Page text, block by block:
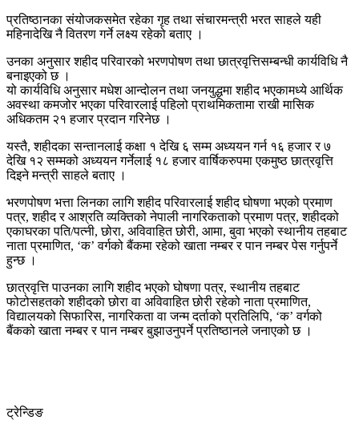
प्रतिष्ठानका संयोजकसमेत रहेका गृह तथा संचारमन्त्री भरत साहले यही
महिनादेखि नै वितरण गर्ने लक्ष्य रहेको बताए ।
उनका अनुसार शहीद परिवारको भरणपोषण तथा छात्रवृत्तिसम्बन्धी कार्यविधि नै
बनाइएको छ ।
यो कार्यविधि अनुसार मधेश आन्दोलन तथा जनयुद्धमा शहीद भएकामध्ये आर्थिक
अवस्था कमजोर भएका परिवारलाई पहिलो प्राथमिकतामा राखी मासिक
अधिकतम २१ हजार प्रदान गरिनेछ ।
यस्तै, शहीदका सन्तानलाई कक्षा १ देखि ६ सम्म अध्ययन गर्न १६ हजार र ७
देखि १२ सम्मको अध्ययन गर्नेलाई १८ हजार वार्षिकरुपमा एकमुष्ठ छात्रवृत्ति
दिइने मन्त्री साहले बताए ।
भरणपोषण भत्ता लिनका लागि शहीद परिवारलाई शहीद घोषणा भएको प्रमाण
पत्र, शहीद र आश्रति व्यक्तिको नेपाली नागरिकताको प्रमाण पत्र, शहीदको
एकाघरका पति/पत्नी, छोरा, अविवाहित छोरी, आमा, बुवा भएको स्थानीय तहबाट
नाता प्रमाणित, ‘क’ वर्गको बैंकमा रहेको खाता नम्बर र पान नम्बर पेस गर्नुपर्ने
हुन्छ ।
छात्रवृत्ति पाउनका लागि शहीद भएको घोषणा पत्र, स्थानीय तहबाट
फोटोसहतको शहीदको छोरा वा अविवाहित छोरी रहेको नाता प्रमाणित,
विद्यालयको सिफारिस, नागरिकता वा जन्म दर्ताको प्रतिलिपि, ‘क’ वर्गको
बैंकको खाता नम्बर र पान नम्बर बुझाउनुपर्ने प्रतिष्ठानले जनाएको छ ।
ट्रेन्डिङ